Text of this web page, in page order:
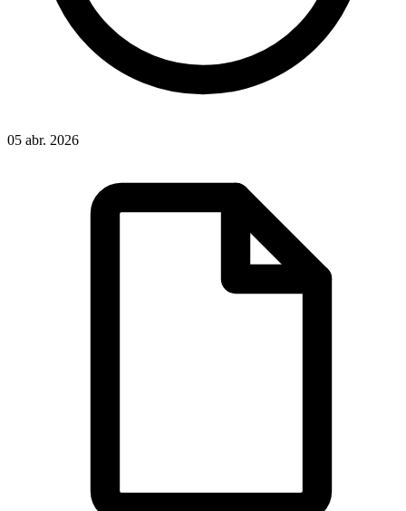
05 abr. 2026